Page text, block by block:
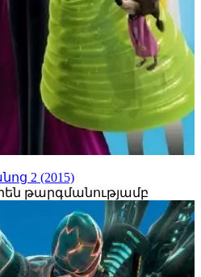
2 (2015)
թարգմանությամբ